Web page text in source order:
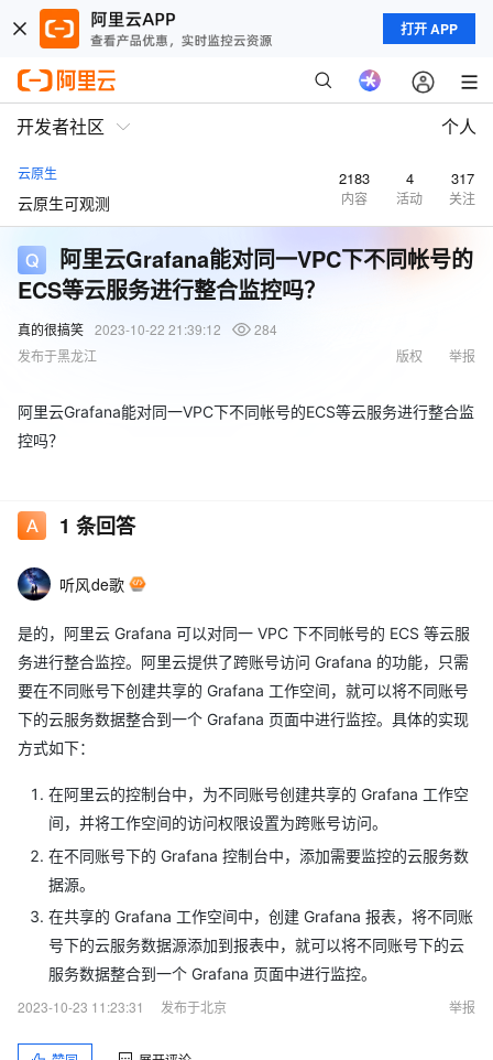
打开 APP
开发者社区 个人
云原生
云原生可观测
2183
内容
4
活动
317
关注
阿里云Grafana能对同一VPC下不同帐号的
ECS等云服务进行整合监控吗？
真的很搞笑 2023-10-22 21:39:12
284
发布于黑龙江
举报
版权
阿里云Grafana能对同一VPC下不同帐号的ECS等云服务进行整合监
控吗？
1 条回答
听风de歌
是的，阿里云 Grafana 可以对同一 VPC 下不同帐号的 ECS 等云服
务进行整合监控。阿里云提供了跨账号访问 Grafana 的功能，只需
要在不同账号下创建共享的 Grafana 工作空间，就可以将不同账号
下的云服务数据整合到一个 Grafana 页面中进行监控。具体的实现
方式如下：
在阿里云的控制台中，为不同账号创建共享的 Grafana 工作空
间，并将工作空间的访问权限设置为跨账号访问。
在不同账号下的 Grafana 控制台中，添加需要监控的云服务数
据源。
在共享的 Grafana 工作空间中，创建 Grafana 报表，将不同账
号下的云服务数据源添加到报表中，就可以将不同账号下的云
服务数据整合到一个 Grafana 页面中进行监控。
2023-10-23 11:23:31
发布于北京 举报